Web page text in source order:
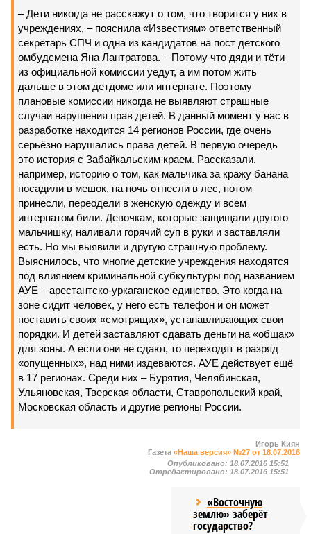
– Дети никогда не расскажут о том, что творится у них в
учреждениях, – пояснила «Известиям» ответственный
секретарь СПЧ и одна из кандидатов на пост детского
омбудсмена Яна Лантратова. – Потому что дяди и тёти
из официальной комиссии уедут, а им потом жить
дальше в этом детдоме или интернате. Поэтому
плановые комиссии никогда не выявляют страшные
случаи нарушения прав детей. В данный момент у нас в
разработке находится 14 регионов России, где очень
серьёзно нарушались права детей. В первую очередь
это история с Забайкальским краем. Рассказали,
например, историю о том, как мальчика за кражу банана
посадили в мешок, на ночь отнесли в лес, потом
принесли, переодели в женскую одежду и всем
интернатом били. Девочкам, которые защищали другого
мальчишку, наливали горячий суп в руки и заставляли
есть. Но мы выявили и другую страшную проблему.
Выяснилось, что многие детские учреждения находятся
под влиянием криминальной субкультуры под названием
АУЕ – арестантско-уркаганское единство. Это когда на
зоне сидит человек, у него есть телефон и он может
поставить своих «смотрящих», устанавливающих свои
порядки. И детей заставляют сдавать деньги на «общак»
для зоны. А если они не сдают, то переходят в разряд
«опущенных», над ними издеваются. АУЕ действует ещё
в 17 регионах. Среди них – Бурятия, Челябинская,
Ульяновская, Тверская области, Ставропольский край,
Московская область и другие регионы России.
Игорь Киян
Газета «Наша версия» №27 от 18.07.2016
Опубликовано: 18.07.2016 15:51
Отредактировано: 18.07.2016 15:51
«Восточную
землю» заберёт
государство?